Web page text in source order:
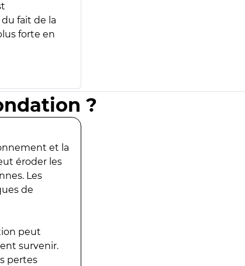
fait de la
forte en
?
et la
éroder les
Les
de
peut
survenir.
pertes